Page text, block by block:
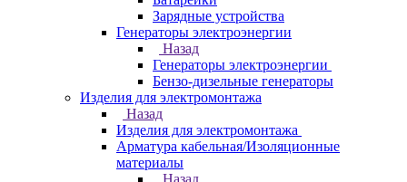
Зарядные устройства
Генераторы электроэнергии
Назад
Генераторы электроэнергии
Бензо-дизельные генераторы
Изделия для электромонтажа
Назад
Изделия для электромонтажа
Арматура кабельная/Изоляционные
материалы
Назад